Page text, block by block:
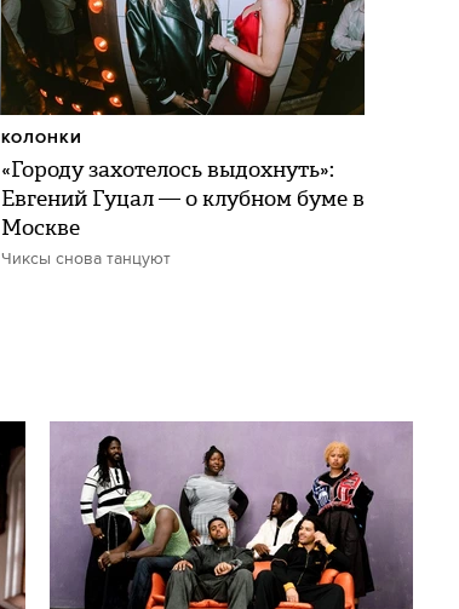
«Городу захотелось выдохнуть»:
Евгений Гуцал — о клубном буме в
Москве
Чиксы снова танцуют
КОЛОНКИ